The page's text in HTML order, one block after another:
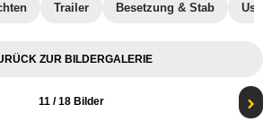
Trailer Besetzung & Stab
ZUR BILDERGALERIE
11/ 18 Bilder